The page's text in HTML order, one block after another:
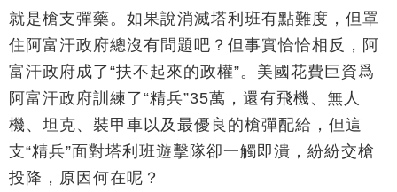
就是槍支彈藥。如果說消滅塔利班有點難度，但罩
住阿富汗政府總沒有問題吧？但事實恰恰相反，阿
富汗政府成了“扶不起來的政權”。美國花費巨資爲
阿富汗政府訓練了“精兵”35萬，還有飛機、無人
機、坦克、裝甲車以及最優良的槍彈配給，但這
支“精兵”面對塔利班遊擊隊卻一觸即潰，紛紛交槍
投降，原因何在呢？